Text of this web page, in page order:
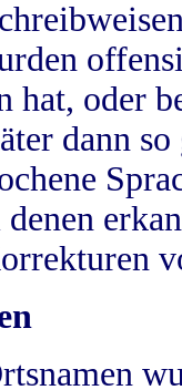
hat, oder
dann